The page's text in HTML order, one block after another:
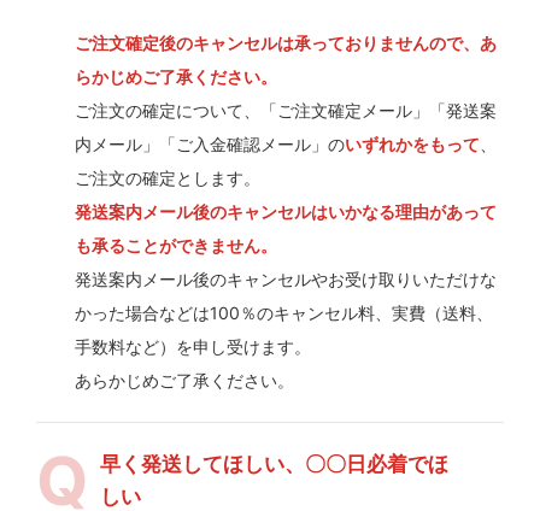
ご注文確定後のキャンセルは承っておりませんので、あ
らかじめご了承ください。
ご注文の確定について、「ご注文確定メール」「発送案
内メール」「ご入金確認メール」のいずれかをもって
ご注文の確定とします。
発送案内メール後のキャンセルはいかなる理由があって
も承ることができません。
発送案内メール後のキャンセルやお受け取りいただけな
かった場合などは100％のキャンセル料、実費（送料、
手数料など）を申し受けます。
あらかじめご了承ください。
早く発送してほしい、〇〇日必着でほ
しい